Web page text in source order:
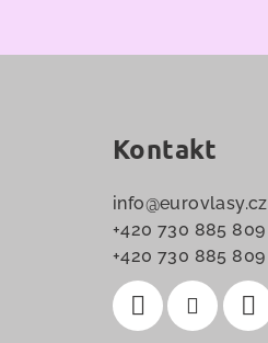
Kontakt
info@eurovlasy.cz
+420 730 885 809
+420 730 885 809